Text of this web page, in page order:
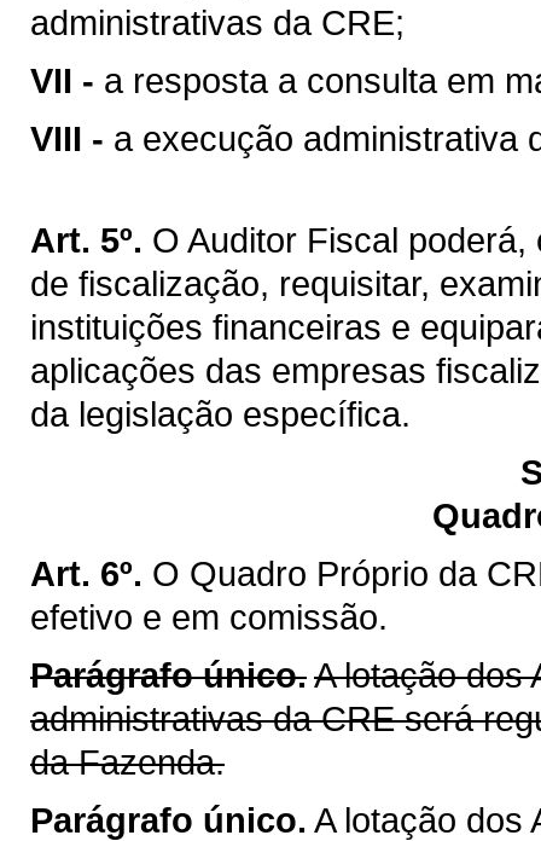
administrativas da CRE;
VII - a resposta a consulta em
VIII - a execução administrativa
Art. 5º. O Auditor Fiscal
de fiscalização, requisitar,
instituições financeiras e
aplicações das empresas
da legislação específica.
Art. 6º. O Quadro Próprio da
efetivo e em comissão.
Parágrafo único.A lotação dos
administrativas da CRE será
da Fazenda.
Parágrafo único. A lotação dos